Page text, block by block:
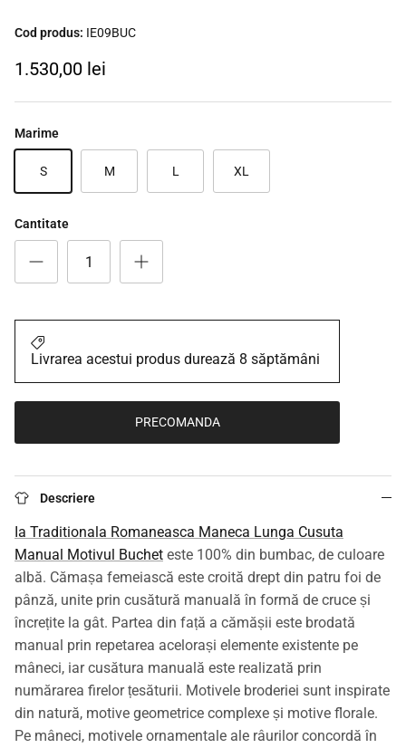
Cod produs: IE09BUC
1.530,00 lei
Marime
S M L XL
Cantitate
Livrarea acestui produs durează 8 săptămâni
PRECOMANDA
Descriere
Ia Traditionala Romaneasca Maneca Lunga Cusuta
Manual Motivul Buchet este 100% din bumbac, de culoare
albă. Cămașa femeiască este croită drept din patru foi de
pânză, unite prin cusătură manuală în formă de cruce și
încrețite la gât. Partea din față a cămășii este brodată
manual prin repetarea acelorași elemente existente pe
mâneci, iar cusătura manuală este realizată prin
numărarea firelor țesăturii. Motivele broderiei sunt inspirate
din natură, motive geometrice complexe și motive florale.
Pe mâneci, motivele ornamentale ale râurilor concordă în